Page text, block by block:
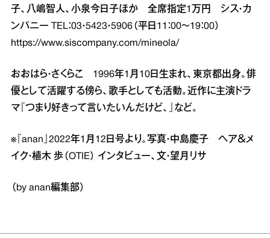
子、八嶋智人、小泉今日子ほか 全席指定1万円 シス・カ
ンパニー TEL：03・5423・5906（平日11：00～19：00）
https://www.siscompany.com/mineola/
おおはら・さくらこ 1996年1月10日生まれ、東京都出身。俳
優として活躍する傍ら、歌手としても活動。近作に主演ドラ
マ『つまり好きって言いたいんだけど、』など。
※『anan』2022年1月12日号より。写真・中島慶子 ヘア＆メ
イク・植木 歩（OTIE） インタビュー、文・望月リサ
（by anan編集部）